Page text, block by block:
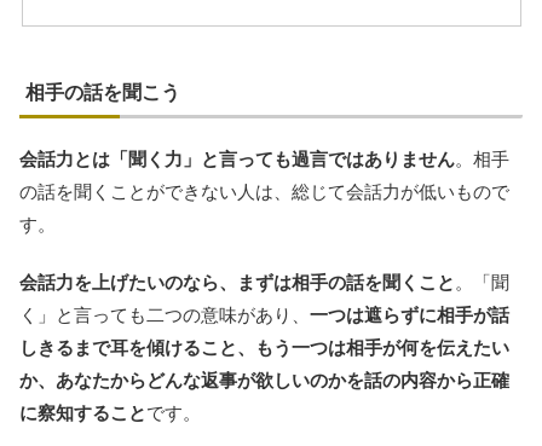
相手の話を聞こう
会話力とは「聞く力」と言っても過言ではありません。相手
の話を聞くことができない人は、総じて会話力が低いもので
す。
会話力を上げたいのなら、まずは相手の話を聞くこと。「聞
く」と言っても二つの意味があり、 一つは遮らずに相手が話
しきるまで耳を傾けること、もう一つは相手が何を伝えたい
か、あなたからどんな返事が欲しいのかを話の内容から正確
に察知することです。